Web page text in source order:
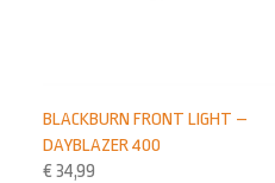
BLACKBURN FRONT LIGHT –
DAYBLAZER 400
€ 34,99